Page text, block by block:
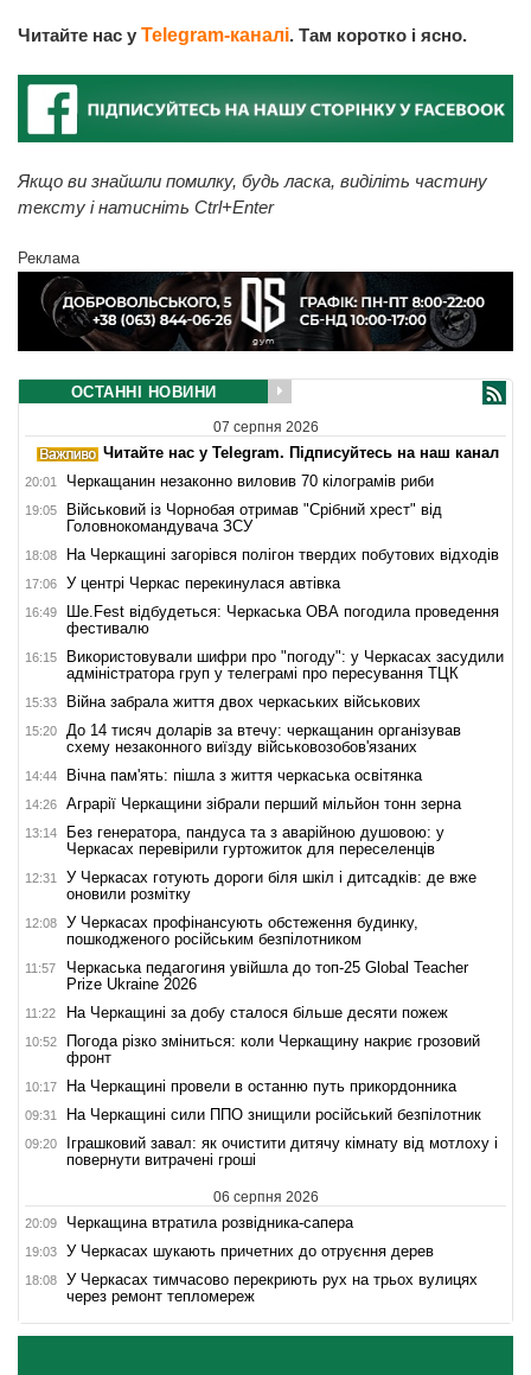
Читайте нас у Telegram-каналі. Там коротко і ясно.
Якщо ви знайшли помилку, будь ласка, виділіть частину
тексту і натисніть Ctrl+Enter
Реклама
ОСТАННІ НОВИНИ
07 серпня 2026
Читайте нас у Telegram. Підписуйтесь на наш канал
20:01 Черкащанин незаконно виловив 70 кілограмів риби
19:05
Військовий із Чорнобая отримав "Срібний хрест" від
Головнокомандувача ЗСУ
18:08 На Черкащині загорівся полігон твердих побутових відходів
17:06 У центрі Черкас перекинулася автівка
16:49
Ше.Fest відбудеться: Черкаська ОВА погодила проведення
фестивалю
16:15
Використовували шифри про "погоду": у Черкасах засудили
адміністратора груп у телеграмі про пересування ТЦК
15:33 Війна забрала життя двох черкаських військових
15:20
До 14 тисяч доларів за втечу: черкащанин організував
схему незаконного виїзду військовозобов'язаних
14:44 Вічна пам'ять: пішла з життя черкаська освітянка
14:26 Аграрії Черкащини зібрали перший мільйон тонн зерна
13:14
Без генератора, пандуса та з аварійною душовою: у
Черкасах перевірили гуртожиток для переселенців
12:31
У Черкасах готують дороги біля шкіл і дитсадків: де вже
оновили розмітку
12:08
У Черкасах профінансують обстеження будинку,
пошкодженого російським безпілотником
11:57
Черкаська педагогиня увійшла до топ-25 Global Teacher
Prize Ukraine 2026
11:22 На Черкащині за добу сталося більше десяти пожеж
10:52
Погода різко зміниться: коли Черкащину накриє грозовий
фронт
10:17 На Черкащині провели в останню путь прикордонника
09:31 На Черкащині сили ППО знищили російський безпілотник
09:20
Іграшковий завал: як очистити дитячу кімнату від мотлоху і
повернути витрачені гроші
06 серпня 2026
20:09 Черкащина втратила розвідника-сапера
19:03 У Черкасах шукають причетних до отруєння дерев
18:08
У Черкасах тимчасово перекриють рух на трьох вулицях
через ремонт тепломереж